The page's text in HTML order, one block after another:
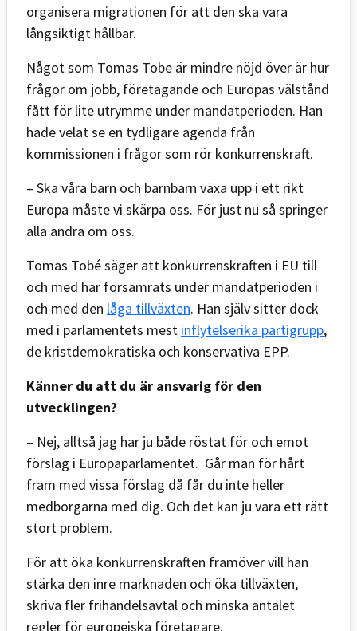
organisera migrationen för att den ska vara
långsiktigt hållbar.
Något som Tomas Tobe är mindre nöjd över är hur
frågor om jobb, företagande och Europas välstånd
fått för lite utrymme under mandatperioden. Han
hade velat se en tydligare agenda från
kommissionen i frågor som rör konkurrenskraft.
– Ska våra barn och barnbarn växa upp i ett rikt
Europa måste vi skärpa oss. För just nu så springer
alla andra om oss.
Tomas Tobé säger att konkurrenskraften i EU till
och med har försämrats under mandatperioden i
och med den låga tillväxten. Han själv sitter dock
med i parlamentets mest inflytelserika partigrupp,
de kristdemokratiska och konservativa EPP.
Känner du att du är ansvarig för den
utvecklingen?
– Nej, alltså jag har ju både röstat för och emot
förslag i Europaparlamentet. Går man för hårt
fram med vissa förslag då får du inte heller
medborgarna med dig. Och det kan ju vara ett rätt
stort problem.
För att öka konkurrenskraften framöver vill han
stärka den inre marknaden och öka tillväxten,
skriva fler frihandelsavtal och minska antalet
regler för europeiska företagare.